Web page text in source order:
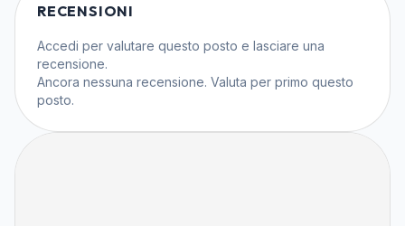
RECENSIONI
Accedi per valutare questo posto e lasciare una
recensione.
Ancora nessuna recensione. Valuta per primo questo
posto.